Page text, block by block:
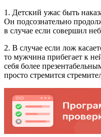
1. Детский ужас быть
Он подсознательно
в случае если совершил
2. В случае если лож
то мужчина прибегает к
себя более
просто стремится